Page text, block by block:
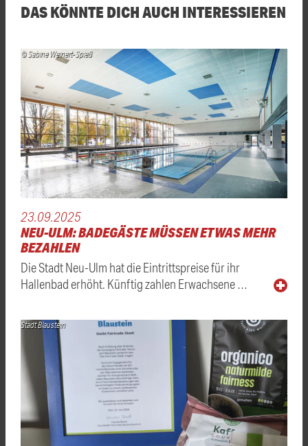
DAS KÖNNTE DICH AUCH INTERESSIEREN
© Sabine Weinert-Spieß
23.09.2025
NEU-ULM: BADEGÄSTE MÜSSEN ETWAS MEHR
BEZAHLEN
Die Stadt Neu-Ulm hat die Eintrittspreise für ihr
Hallenbad erhöht. Künftig zahlen Erwachsene …
Stadt Blaustein